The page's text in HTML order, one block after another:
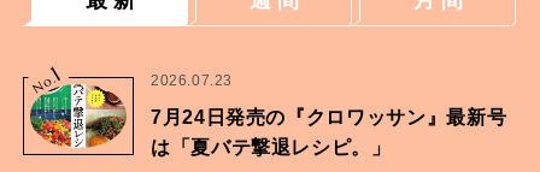
No.
1 2026.07.23
7月24日発売の『クロワッサン』最新号
は「夏バテ撃退レシピ。」